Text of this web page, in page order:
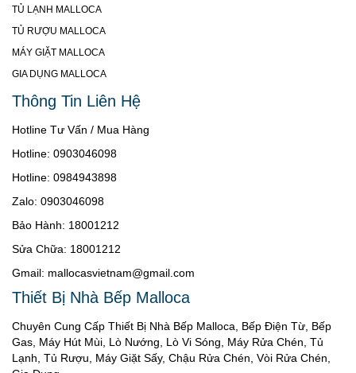
TỦ LẠNH MALLOCA
TỦ RƯỢU MALLOCA
MÁY GIẶT MALLOCA
GIA DỤNG MALLOCA
Thông Tin Liên Hệ
Hotline Tư Vấn / Mua Hàng
Hotline: 0903046098
Hotline: 0984943898
Zalo: 0903046098
Bảo Hành: 18001212
Sửa Chữa: 18001212
Gmail: mallocasvietnam@gmail.com
Thiết Bị Nhà Bếp Malloca
Chuyên Cung Cấp Thiết Bị Nhà Bếp Malloca, Bếp Điện Từ, Bếp
Gas, Máy Hút Mùi, Lò Nướng, Lò Vi Sóng, Máy Rửa Chén, Tủ
Lạnh, Tủ Rượu, Máy Giặt Sấy, Chậu Rửa Chén, Vòi Rửa Chén,